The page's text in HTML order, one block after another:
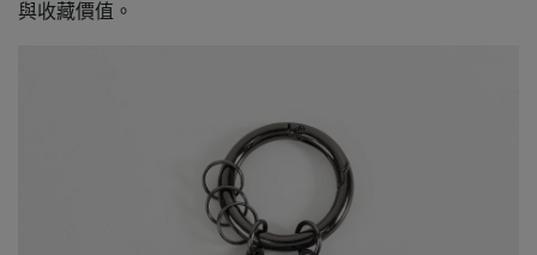
與收藏價值。